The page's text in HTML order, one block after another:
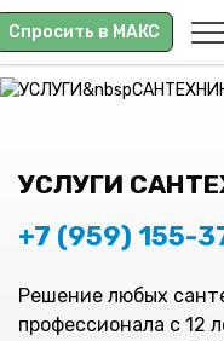
Спросить в МАКС
УСЛУГИ
+7 (959) 155-
Решение любых
профессионала с 12